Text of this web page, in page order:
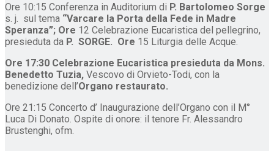
Ore 10:15 Conferenza in Auditorium di P. Bartolomeo Sorge
s. j. sul tema “Varcare la Porta della Fede in Madre
Speranza”; Ore 12 Celebrazione Eucaristica del pellegrino,
presieduta da P. SORGE. Ore 15 Liturgia delle Acque.
Ore 17:30 Celebrazione Eucaristica presieduta da Mons.
Benedetto Tuzia, Vescovo di Orvieto-Todi, con la
benedizione dell’Organo restaurato.
Ore 21:15 Concerto d’ Inaugurazione dell’Organo con il M°
Luca Di Donato. Ospite di onore: il tenore Fr. Alessandro
Brustenghi, ofm.